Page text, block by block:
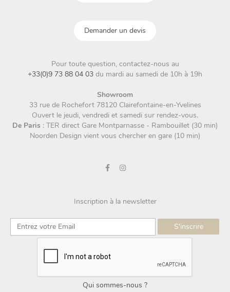
Demander un devis
Pour toute question, contactez-nous au
+33(0)9 73 88 04 03 du mardi au samedi de 10h à 19h
Showroom
33 rue de Rochefort 78120 Clairefontaine-en-Yvelines
Ouvert le jeudi, vendredi et samedi sur rendez-vous.
De Paris : TER direct Gare Montparnasse - Rambouillet (30 min)
Noorden Design vient vous chercher en gare (10 min)
Inscription à la newsletter
Qui sommes-nous ?